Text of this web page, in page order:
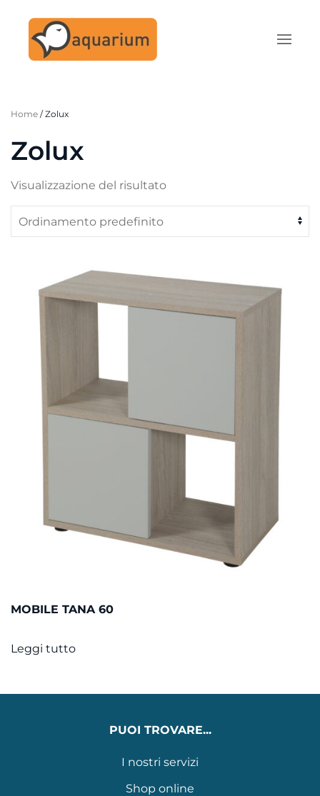
Skip to main content
Home / Zolux
Zolux
Visualizzazione del risultato
MOBILE TANA 60
Leggi tutto
PUOI TROVARE...
I nostri servizi
Shop online